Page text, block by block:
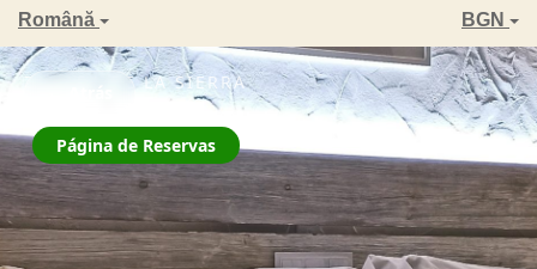
Română BGN
ZAHARA DE LA SIERRA
La Jarana
Página de Reservas